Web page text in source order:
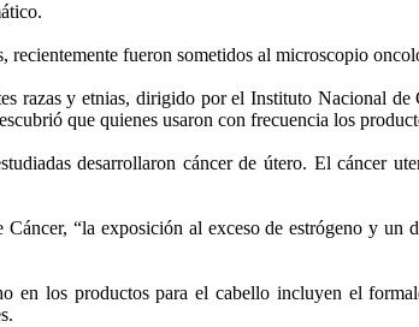
recientemente fueron sometidos al microscopio
razas y etnias, dirigido por el Instituto Nacional
que quienes usaron con frecuencia los
desarrollaron cáncer de útero. El cáncer
“la exposición al exceso de estrógeno y
en los productos para el cabello incluyen el